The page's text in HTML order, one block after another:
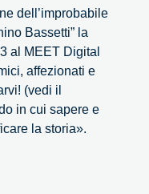
dell’improbabile
Bassetti” la
al MEET Digital
affezionati e
(vedi il
in cui sapere e
la storia».